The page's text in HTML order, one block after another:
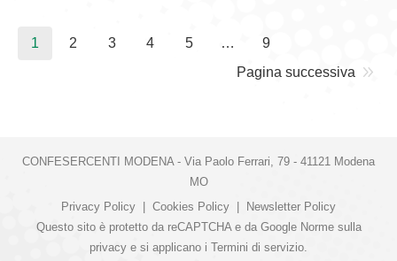
1 2 3 4 5 …
9
Pagina successiva
CONFESERCENTI MODENA - Via Paolo Ferrari, 79 - 41121 Modena
MO
Privacy Policy
Cookies Policy
Newsletter Policy
Questo sito è protetto da reCAPTCHA e da Google Norme sulla
privacy e si applicano i Termini di servizio.